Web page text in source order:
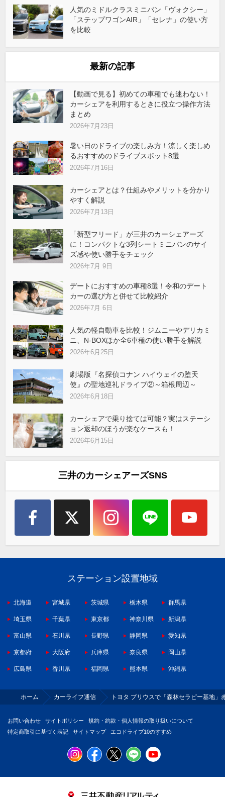
人気のミドルクラスミニバン「ヴォクシー」
「ステップワゴンAIR」「セレナ」の使い方
を比較
最新の記事
【動画で見る】初めての車種でも迷わない！
カーシェアを利用するときに役立つ操作方法
まとめ
2026年7月23日
暑い日のドライブの楽しみ方！涼しく楽しめ
るおすすめのドライブスポット8選
2026年7月16日
カーシェアとは？仕組みやメリットを分かり
やすく解説
2026年7月13日
「新型フリード」が三井のカーシェアーズ
に！コンパクトな3列シートミニバンのサイ
ズ感や使い勝手をチェック
2026年7月 9日
デートにおすすめの車種8選！令和のデート
カーの選び方と併せて比較紹介
2026年7月 6日
人気の軽自動車を比較！ジムニーやデリカミ
ニ、N-BOXほか全6車種の使い勝手を解説
2026年6月25日
劇場版『名探偵コナン ハイウェイの堕天
使』の聖地巡礼ドライブ②～箱根周辺～
2026年6月18日
カーシェアで乗り捨ては可能？実はステーシ
ョン返却のほうが楽なケースも！
2026年6月15日
三井のカーシェアーズSNS
ステーション設置地域
北海道 宮城県 茨城県 栃木県 群馬県
埼玉県 千葉県 東京都 神奈川県 新潟県
富山県 石川県 長野県 静岡県 愛知県
京都府 大阪府 兵庫県 奈良県 岡山県
広島県 香川県 福岡県 熊本県 沖縄県
ホーム カーライフ通信 トヨタ プリウスで「森林セラピー基地」
お問い合わせ サイトポリシー
規約・約款・個人情報の取り扱いについて
特定商取引に基づく表記
サイトマップ エコドライブ10のすすめ